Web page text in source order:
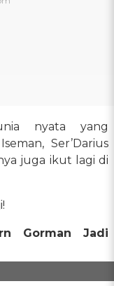
nyata yang
Ser’Darius
juga ikut lagi di
Gorman Jadi